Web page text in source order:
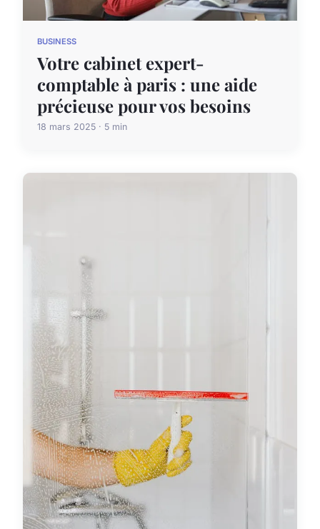
BUSINESS
Votre cabinet expert-
comptable à paris : une aide
précieuse pour vos besoins
18 mars 2025 · 5 min